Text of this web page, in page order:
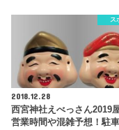
ス
2018.12.28
西宮神社えべっさん2019
営業時間や混雑予想！駐車